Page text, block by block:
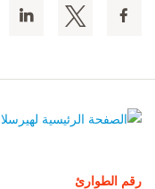
رقم الطوارئ